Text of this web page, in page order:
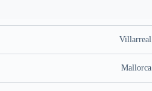
Villarreal
Mallorca